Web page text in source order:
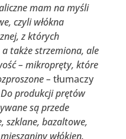
mam na myśli
czyli włókna
z których
także strzemiona, ale
– mikropręty, które
– tłumaczy
produkcji prętów
są przede
szklane, bazaltowe,
włókien.